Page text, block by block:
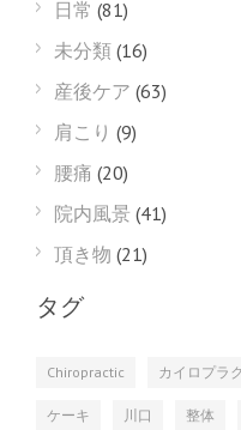
日常 (81)
未分類 (16)
産後ケア (63)
肩こり (9)
腰痛 (20)
院内風景 (41)
頂き物 (21)
タグ
Chiropractic カイロプラ
ケーキ 川口 整体